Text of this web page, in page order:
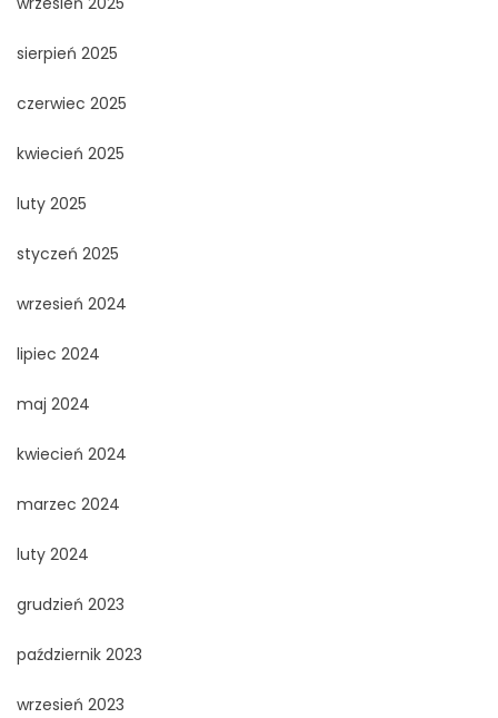
sierpień 2025
czerwiec 2025
kwiecień 2025
luty 2025
styczeń 2025
wrzesień 2024
lipiec 2024
maj 2024
kwiecień 2024
marzec 2024
luty 2024
grudzień 2023
październik 2023
wrzesień 2023